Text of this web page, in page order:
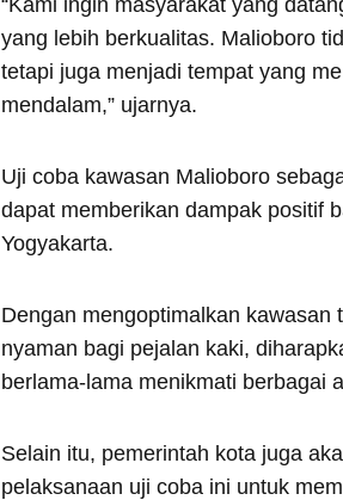
yang lebih berkualitas. Malioboro
tetapi juga menjadi tempat yang
mendalam,” ujarnya.
Uji coba kawasan Malioboro
dapat memberikan dampak positif
Yogyakarta.
Dengan mengoptimalkan
nyaman bagi pejalan kaki,
berlama-lama menikmati berbagai
Selain itu, pemerintah kota juga
pelaksanaan uji coba ini untuk